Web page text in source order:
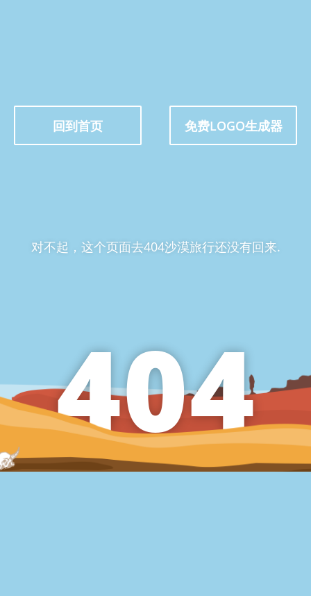
对不起，这个页面去404沙漠旅行还没有回来.
回到首页 免费LOGO生成器
404